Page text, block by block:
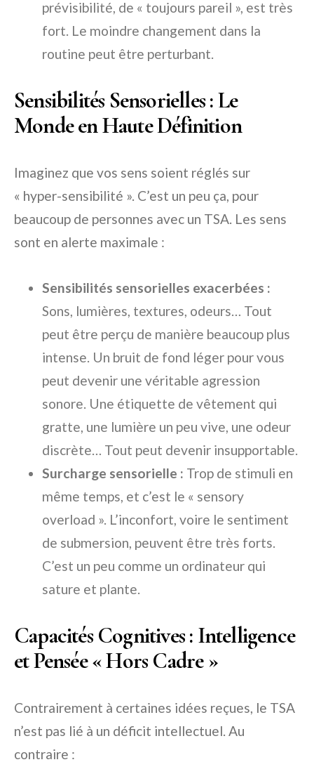
prévisibilité, de « toujours pareil », est très
fort. Le moindre changement dans la
routine peut être perturbant.
Sensibilités Sensorielles : Le
Monde en Haute Définition
Imaginez que vos sens soient réglés sur
« hyper-sensibilité ». C’est un peu ça, pour
beaucoup de personnes avec un TSA. Les sens
sont en alerte maximale :
Sensibilités sensorielles exacerbées :
Sons, lumières, textures, odeurs… Tout
peut être perçu de manière beaucoup plus
intense. Un bruit de fond léger pour vous
peut devenir une véritable agression
sonore. Une étiquette de vêtement qui
gratte, une lumière un peu vive, une odeur
discrète… Tout peut devenir insupportable.
Surcharge sensorielle : Trop de stimuli en
même temps, et c’est le « sensory
overload ». L’inconfort, voire le sentiment
de submersion, peuvent être très forts.
C’est un peu comme un ordinateur qui
sature et plante.
Capacités Cognitives : Intelligence
et Pensée « Hors Cadre »
Contrairement à certaines idées reçues, le TSA
n’est pas lié à un déficit intellectuel. Au
contraire :